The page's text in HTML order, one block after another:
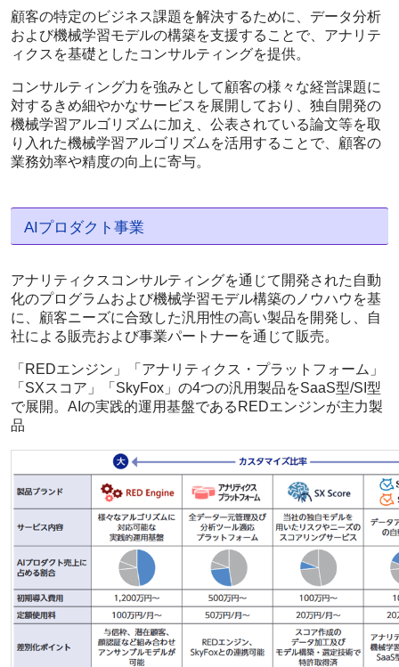
顧客の特定のビジネス課題を解決するために、データ分析
および機械学習モデルの構築を支援することで、アナリテ
ィクスを基礎としたコンサルティングを提供。
コンサルティング力を強みとして顧客の様々な経営課題に
対するきめ細やかなサービスを展開しており、独自開発の
機械学習アルゴリズムに加え、公表されている論文等を取
り入れた機械学習アルゴリズムを活用することで、顧客の
業務効率や精度の向上に寄与。
AIプロダクト事業
アナリティクスコンサルティングを通じて開発された自動
化のプログラムおよび機械学習モデル構築のノウハウを基
に、顧客ニーズに合致した汎用性の高い製品を開発し、自
社による販売および事業パートナーを通じて販売。
「REDエンジン」「アナリティクス・プラットフォーム」
「SXスコア」「SkyFox」の4つの汎用製品をSaaS型/SI型
で展開。AIの実践的運用基盤であるREDエンジンが主力製
品